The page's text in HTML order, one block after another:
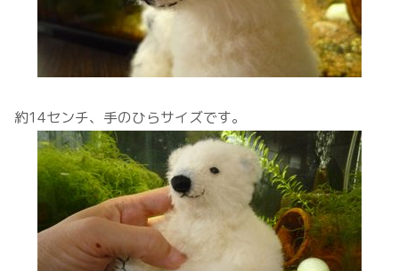
約14センチ、手のひらサイズです。